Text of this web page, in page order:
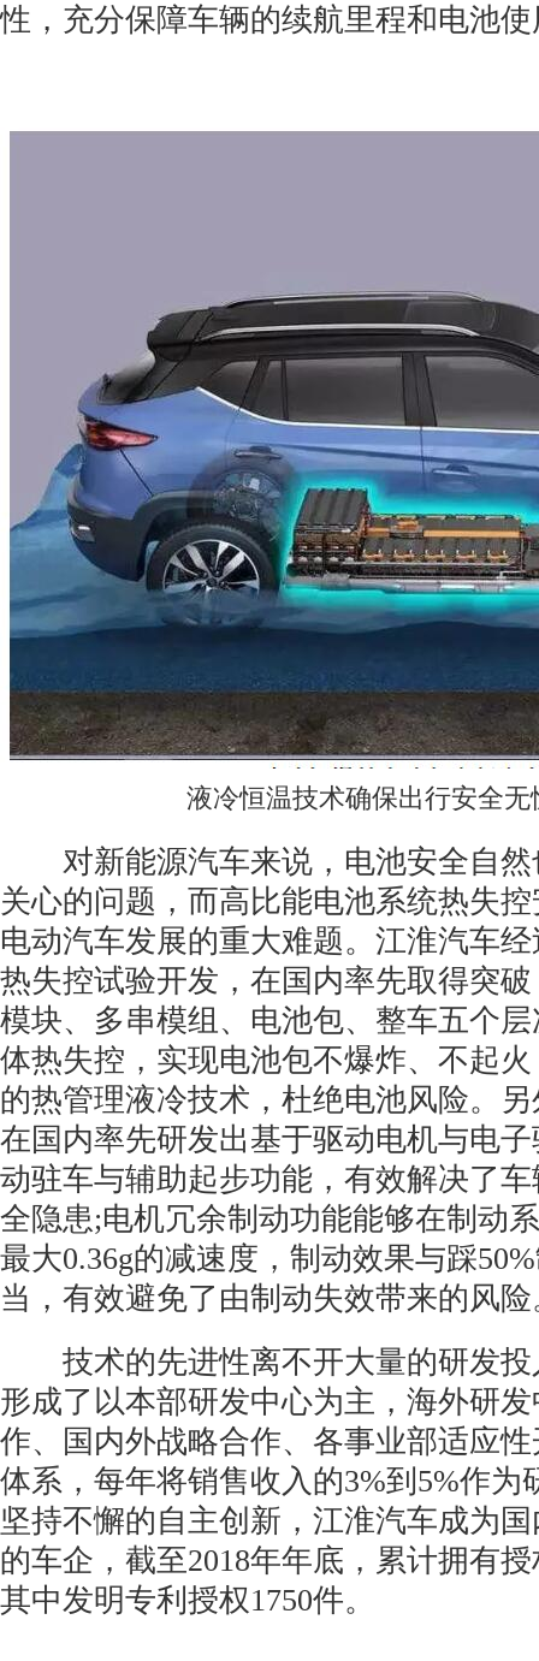
性，充分保障车辆的续航里程和电池
液冷恒温技术确保出行安全无
对新能源汽车来说，电池安全自然
关心的问题，而高比能电池系统热失
电动汽车发展的重大难题。江淮汽车经
热失控试验开发，在国内率先取得突
模块、多串模组、电池包、整车五个
体热失控，实现电池包不爆炸、不起
的热管理液冷技术，杜绝电池风险。
在国内率先研发出基于驱动电机与电
动驻车与辅助起步功能，有效解决了
全隐患;电机冗余制动功能能够在制动
最大0.36g的减速度，制动效果与踩
当，有效避免了由制动失效带来的风险
技术的先进性离不开大量的研发投
形成了以本部研发中心为主，海外研
作、国内外战略合作、各事业部适应
体系，每年将销售收入的3%到5%作为
坚持不懈的自主创新，江淮汽车成为
的车企，截至2018年年底，累计拥有
其中发明专利授权1750件。